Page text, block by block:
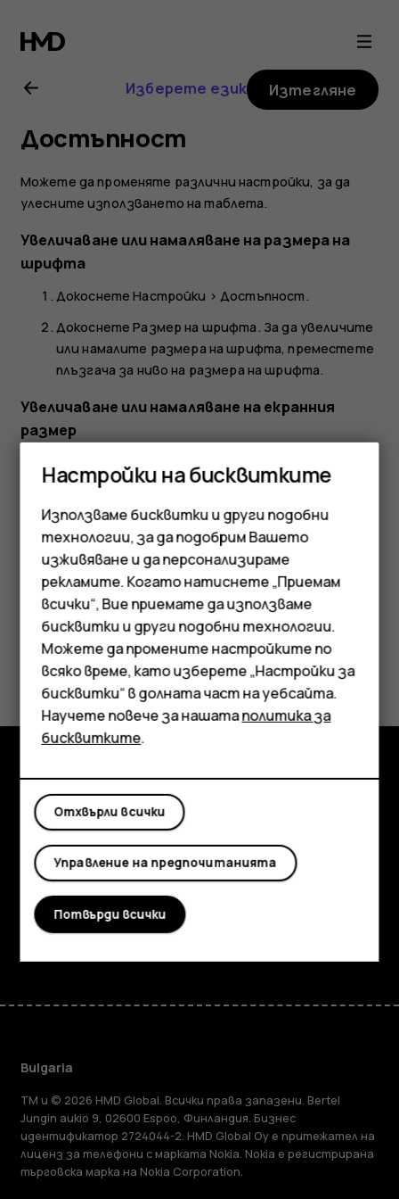
Ръководство
на
потребителя
за
Nokia
T20
Смартфони
Мобилни телефони
Аксесоари
Таблети
Изберете език Изтегляне
Достъпност
Можете да променяте различни настройки, за да
улесните използването на таблета.
Увеличаване или намаляване на размера на
шрифта
ДокоснетеНастройки >Достъпност.
ДокоснетеРазмер на шрифта. За да увеличите
или намалите размера на шрифта, преместете
плъзгача за ниво на размера на шрифта.
Увеличаване или намаляване на екранния
размер
Докоснете Настройки Достъпност
екранния размер, преместете плъзгача за ниво
на екранния размер.
Полезен ли беше този отговор?
Да Не
Изследвайте
Информация
Planet and people
Поддръжка
FacebookInstagram
TiktokYoutube
Bulgaria
TM и © 2026 HMD Global. Всички права запазени. Bertel
Jungin aukio 9, 02600 Espoo, Финландия. Бизнес
идентификатор 2724044-2. HMD Global Oy е притежател на
лиценз за телефони с марката Nokia. Nokia е регистрирана
търговска марка на Nokia Corporation.
Настройки на бисквитките
Използваме бисквитки и други подобни
технологии, за да подобрим Вашето
изживяване и да персонализираме
рекламите. Когато натиснете „Приемам
всички“, Вие приемате да използваме
бисквитки и други подобни технологии.
Можете да промените настройките по
всяко време, като изберете „Настройки за
бисквитки“ в долната част на уебсайта.
Научете повече за нашатаполитика за
бисквитките.
Отхвърли всички
Управление на предпочитанията
Потвърди всички